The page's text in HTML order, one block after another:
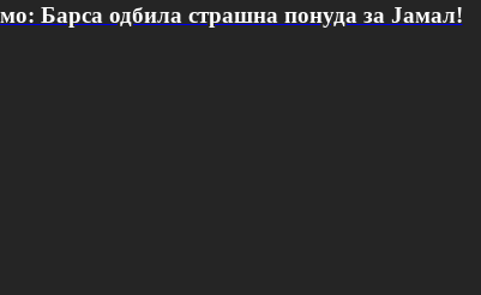
Барса одбила страшна понуда за Јамал!